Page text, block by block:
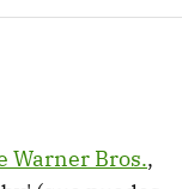
Warner Bros.,